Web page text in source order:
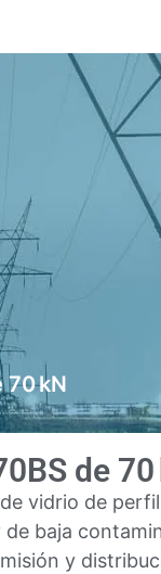
kN
de 70
vidrio de
baja
y